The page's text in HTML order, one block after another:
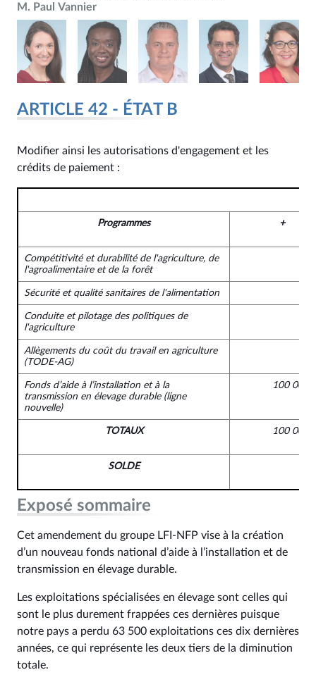
M. Paul Vannier
ARTICLE 42 - ÉTAT B
Modifier ainsi les autorisations d'engagement et les
crédits de paiement :
Programmes +
Compétitivité et durabilité de l'agriculture, de
l'agroalimentaire et de la forêt
Sécurité et qualité sanitaires de l'alimentation
Conduite et pilotage des politiques de
l'agriculture
Allègements du coût du travail en agriculture
(TODE-AG)
Fonds d’aide à l’installation et à la
transmission en élevage durable (ligne
nouvelle)
100 000
TOTAUX 100 000
SOLDE
Exposé sommaire
Cet amendement du groupe LFI-NFP vise à la création
d’un nouveau fonds national d’aide à l’installation et de
transmission en élevage durable.
Les exploitations spécialisées en élevage sont celles qui
sont le plus durement frappées ces dernières puisque
notre pays a perdu 63 500 exploitations ces dix dernières
années, ce qui représente les deux tiers de la diminution
totale.